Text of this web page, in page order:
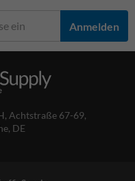
Anmelden
Achtstraße 67-69,
DE